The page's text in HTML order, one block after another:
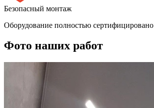
Безопасный монтаж
Оборудование полностью сертифицировано
Фото наших работ